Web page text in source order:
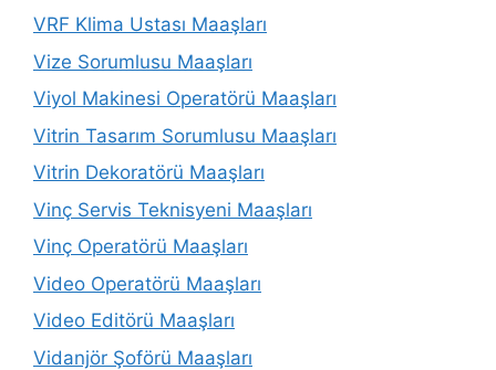
VRF Klima Ustası Maaşları
Vize Sorumlusu Maaşları
Viyol Makinesi Operatörü Maaşları
Vitrin Tasarım Sorumlusu Maaşları
Vitrin Dekoratörü Maaşları
Vinç Servis Teknisyeni Maaşları
Vinç Operatörü Maaşları
Video Operatörü Maaşları
Video Editörü Maaşları
Vidanjör Şoförü Maaşları